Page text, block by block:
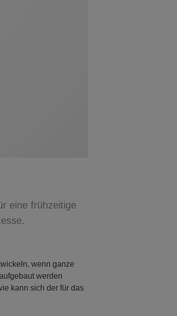
eine frühzeitige
wenn ganze
werden
kann sich der für das